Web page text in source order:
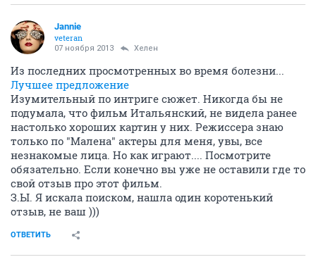
Jannie
veteran
07 ноября 2013 Хелен
Из последних просмотренных во время болезни...
Лучшее предложение
Изумительный по интриге сюжет. Никогда бы не
подумала, что фильм Итальянский, не видела ранее
настолько хороших картин у них. Режиссера знаю
только по "Малена" актеры для меня, увы, все
незнакомые лица. Но как играют.... Посмотрите
обязательно. Если конечно вы уже не оставили где то
свой отзыв про этот фильм.
З.Ы. Я искала поиском, нашла один коротенький
отзыв, не ваш )))
ОТВЕТИТЬ